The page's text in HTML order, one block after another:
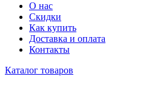
О нас
Скидки
Как купить
Доставка и оплата
Контакты
Каталог товаров